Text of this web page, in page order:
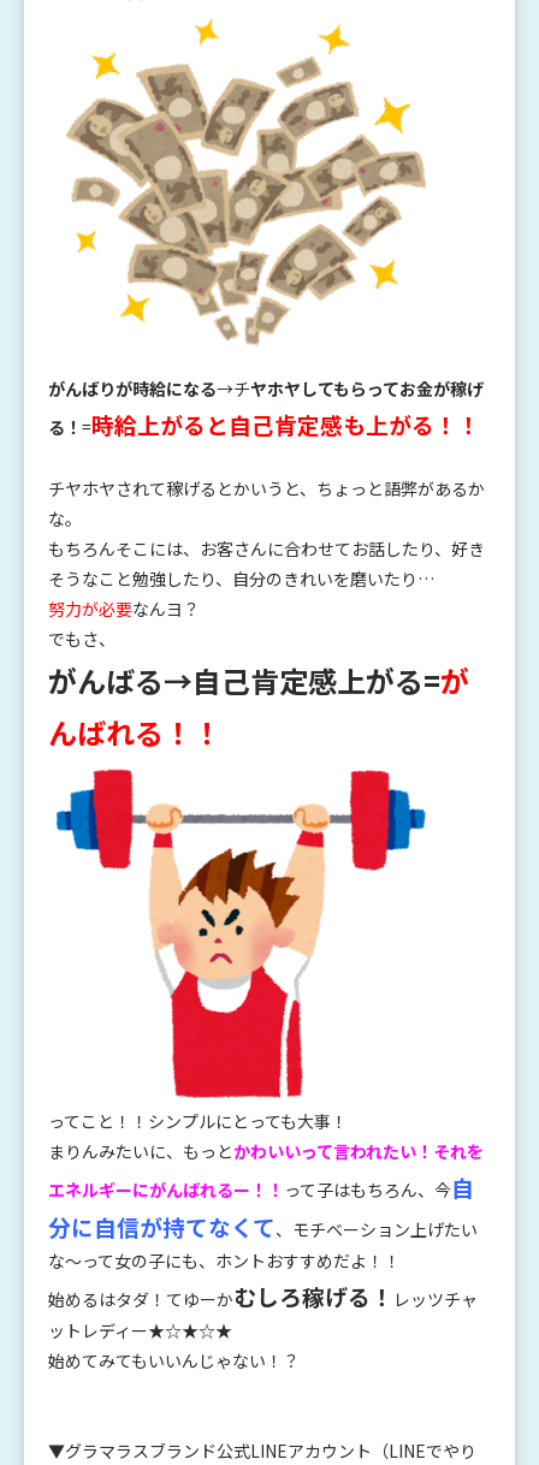
がんばりが時給になる→チヤホヤしてもらってお金が稼げ
る！ =時給上がると自己肯定感も上がる！！
チヤホヤされて稼げるとかいうと、ちょっと語弊があるか
な。
もちろんそこには、お客さんに合わせてお話したり、好き
そうなこと勉強したり、自分のきれいを磨いたり…
努力が必要なんヨ？
でもさ、
がんばる→自己肯定感上がる=が
んばれる！！
ってこと！！シンプルにとっても大事！
まりんみたいに、もっとかわいいって言われたい！それを
エネルギーにがんばれるー！！ って子はもちろん、今自
分に自信が持てなくて、モチベーション上げたい
な～って女の子にも、ホントおすすめだよ！！
始めるはタダ！てゆーかむしろ稼げる！ レッツチャ
ットレディー★☆★☆★
始めてみてもいいんじゃない！？
▼グラマラスブランド公式LINEアカウント（LINEでやり